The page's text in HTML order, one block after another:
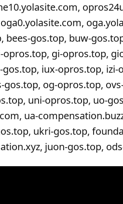
bees-gos.top, buw-
gi-opros.top,
iux-opros.top,
gos.top, og-opros.top,
uni-opros.top, uo-
ua-
ukri-gos.top,
juon-gos.top,